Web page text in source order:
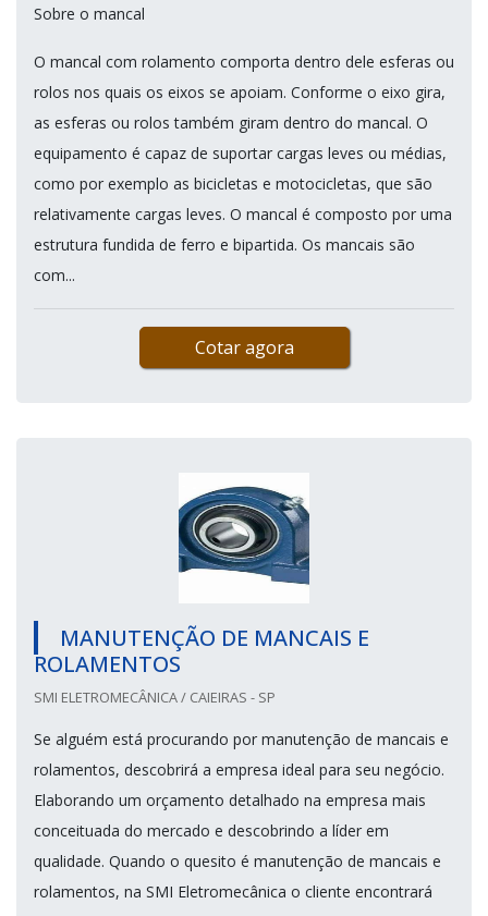
Sobre o mancal
O mancal com rolamento comporta dentro dele esferas ou
rolos nos quais os eixos se apoiam. Conforme o eixo gira,
as esferas ou rolos também giram dentro do mancal. O
equipamento é capaz de suportar cargas leves ou médias,
como por exemplo as bicicletas e motocicletas, que são
relativamente cargas leves. O mancal é composto por uma
estrutura fundida de ferro e bipartida. Os mancais são
com...
Cotar agora
MANUTENÇÃO DE MANCAIS E
ROLAMENTOS
SMI ELETROMECÂNICA / CAIEIRAS - SP
Se alguém está procurando por manutenção de mancais e
rolamentos, descobrirá a empresa ideal para seu negócio.
Elaborando um orçamento detalhado na empresa mais
conceituada do mercado e descobrindo a líder em
qualidade. Quando o quesito é manutenção de mancais e
rolamentos, na SMI Eletromecânica o cliente encontrará